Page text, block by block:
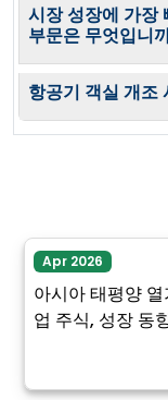
시장 성장에 가장
부문은 무엇입니
항공기 객실 개조
Apr 2026
아시아 태평양
업 주식, 성장